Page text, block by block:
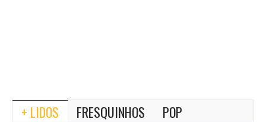
+ LIDOS FRESQUINHOS POP